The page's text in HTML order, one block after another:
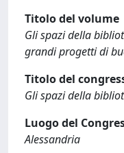
Titolo del volume
Gli spazi della
grandi progetti di
Titolo del
Gli spazi della
Luogo del
Alessandria